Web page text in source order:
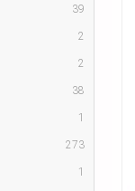
39
2
2
38
1
273
1